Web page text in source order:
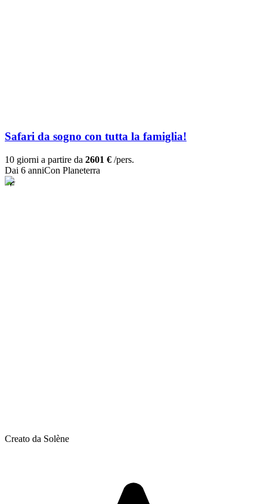
Safari da sogno con tutta la famiglia!
10 giorni a partire da 2601 € /pers.
Dai 6 anniCon Planeterra
Creato da Solène